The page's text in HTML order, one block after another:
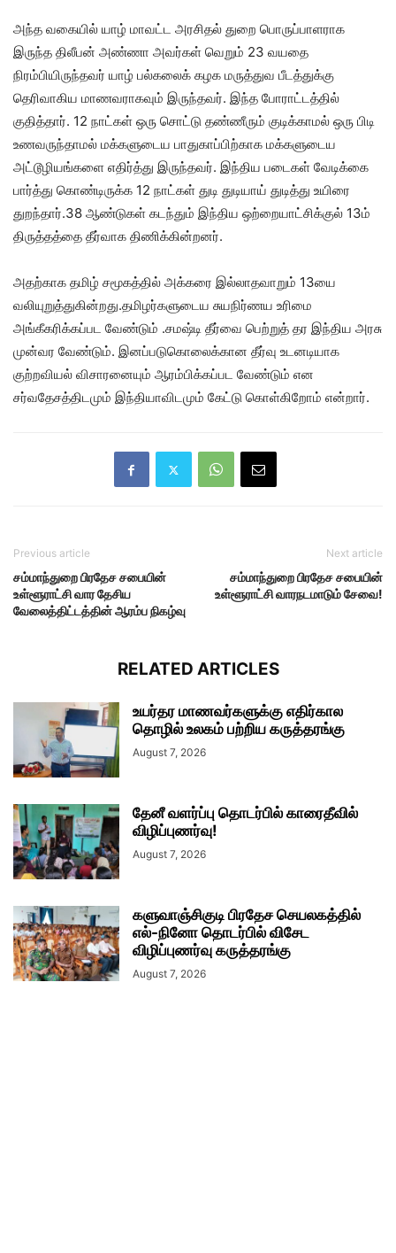
அந்த வகையில் யாழ் மாவட்ட அரசிதல் துறை பொருப்பாளராக
இருந்த திலீபன் அண்ணா அவர்கள் வெறும் 23 வயதை
நிரம்பியிருந்தவர் யாழ் பல்கலைக் கழக மருத்துவ பீடத்துக்கு
தெரிவாகிய மாணவராகவும் இருந்தவர். இந்த போராட்டத்தில்
குதித்தார். 12 நாட்கள் ஒரு சொட்டு தண்ணீரும் குடிக்காமல் ஒரு பிடி
உணவருந்தாமல் மக்களுடைய பாதுகாப்பிற்காக மக்களுடைய
அட்டூழியங்களை எதிர்த்து இருந்தவர். இந்திய படைகள் வேடிக்கை
பார்த்து கொண்டிருக்க 12 நாட்கள் துடி துடியாய் துடித்து உயிரை
துறந்தார்.38 ஆண்டுகள் கடந்தும் இந்திய ஒற்றையாட்சிக்குல் 13ம்
திருத்தத்தை தீர்வாக திணிக்கின்றனர்.
அதற்காக தமிழ் சமூகத்தில் அக்கரை இல்லாதவாறும் 13யை
வலியுறுத்துகின்றது.தமிழர்களுடைய சுயநிர்ணய உரிமை
அங்கீகரிக்கப்பட வேண்டும் .சமஷ்டி தீர்வை பெற்றுத் தர இந்திய அரசு
முன்வர வேண்டும். இனப்படுகொலைக்கான தீர்வு உடனடியாக
குற்றவியல் விசாரனையும் ஆரம்பிக்கப்பட வேண்டும் என
சர்வதேசத்திடமும் இந்தியாவிடமும் கேட்டு கொள்கிறோம் என்றார்.
Previous article
சம்மாந்துறை பிரதேச சபையின்
உள்ளூராட்சி வார தேசிய
வேலைத்திட்டத்தின் ஆரம்ப நிகழ்வு
Next article
சம்மாந்துறை பிரதேச சபையின்
உள்ளூராட்சி வாரநடமாடும் சேவை!
RELATED ARTICLES
உயர்தர மாணவர்களுக்கு எதிர்கால
தொழில் உலகம் பற்றிய கருத்தரங்கு
August 7, 2026
தேனீ வளர்ப்பு தொடர்பில் காரைதீவில்
விழிப்புணர்வு!
August 7, 2026
களுவாஞ்சிகுடி பிரதேச செயலகத்தில்
எல்-நினோ தொடர்பில் விசேட
விழிப்புணர்வு கருத்தரங்கு
August 7, 2026